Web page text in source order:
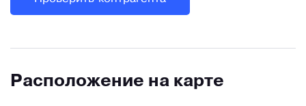
Расположение на карте